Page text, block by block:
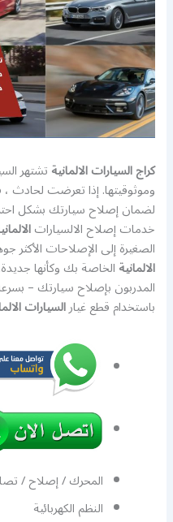
كراج السيارات الالمانيةتشتهر
وموثوقيتها. إذا تعرضت لحادث
لضمان إصلاح سيارتك بشكل
خدمات إصلاح الالسيارات
الصغيرة إلى الإصلاحات
الالمانيةالخاصة بك وكأنها
المدربون بإصلاح سيارتك –
باستخدام قطع غيارالسيارات
المحرك / إصلاح /
النظم الكهربائية